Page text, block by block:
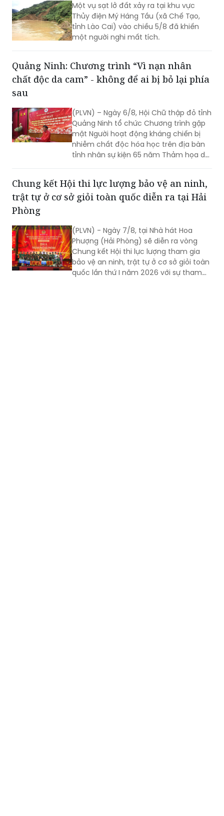
Một vụ sạt lở đất xảy ra tại khu vực
Thủy điện Mý Háng Tầu (xã Chế Tạo,
tỉnh Lào Cai) vào chiều 5/8 đã khiến
một người nghi mất tích.
Quảng Ninh: Chương trình “Vì nạn nhân
chất độc da cam” - không để ai bị bỏ lại phía
sau
(PLVN) – Ngày 6/8, Hội Chữ thập đỏ tỉnh
Quảng Ninh tổ chức Chương trình gặp
mặt Người hoạt động kháng chiến bị
nhiễm chất độc hóa học trên địa bàn
tỉnh nhân sự kiện 65 năm Thảm họa da
trào “Vì nạn nhân chất độc da cam”.
Chung kết Hội thi lực lượng bảo vệ an ninh,
trật tự ở cơ sở giỏi toàn quốc diễn ra tại Hải
Phòng
(PLVN) - Ngày 7/8, tại Nhà hát Hoa
Phượng (Hải Phòng) sẽ diễn ra vòng
Chung kết Hội thi lực lượng tham gia
bảo vệ an ninh, trật tự ở cơ sở giỏi toàn
quốc lần thứ I năm 2026 với sự tham